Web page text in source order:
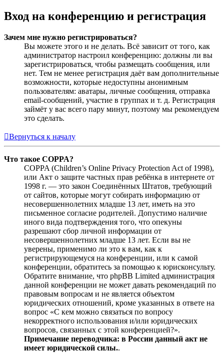
Вход на конференцию и регистрация
Зачем мне нужно регистрироваться?
Вы можете этого и не делать. Всё зависит от того, как
администратор настроил конференцию: должны ли вы
зарегистрироваться, чтобы размещать сообщения, или
нет. Тем не менее регистрация даёт вам дополнительные
возможности, которые недоступны анонимным
пользователям: аватары, личные сообщения, отправка
email-сообщений, участие в группах и т. д. Регистрация
займёт у вас всего пару минут, поэтому мы рекомендуем
это сделать.
Вернуться к началу
Что такое COPPA?
COPPA (Children’s Online Privacy Protection Act of 1998),
или Акт о защите частных прав ребёнка в интернете от
1998 г. — это закон Соединённых Штатов, требующий
от сайтов, которые могут собирать информацию от
несовершеннолетних младше 13 лет, иметь на это
письменное согласие родителей. Допустимо наличие
иного вида подтверждения того, что опекуны
разрешают сбор личной информации от
несовершеннолетних младше 13 лет. Если вы не
уверены, применимо ли это к вам, как к
регистрирующемуся на конференции, или к самой
конференции, обратитесь за помощью к юрисконсульту.
Обратите внимание, что phpBB Limited администрация
данной конференции не может давать рекомендаций по
правовым вопросам и не является объектом
юридических отношений, кроме указанных в ответе на
вопрос «С кем можно связаться по вопросу
некорректного использования и/или юридических
вопросов, связанных с этой конференцией?».
Примечание переводчика: в России данный акт не
имеет юридической силы..